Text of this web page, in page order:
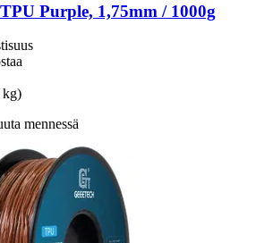
TPU Purple, 1,75mm / 1000g
kg)
mennessä